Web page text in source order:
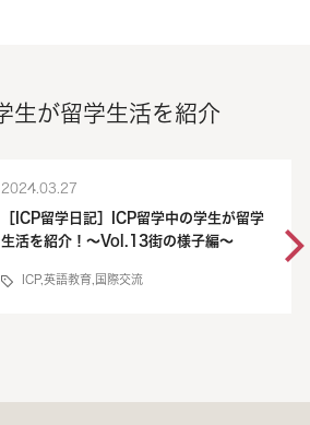
生が留学生活を紹介
2024.03.27
［ICP留学日記］ICP留学中の学生が留学
生活を紹介！～Vol.13街の様子編～
ICP,英語教育, 国際交流